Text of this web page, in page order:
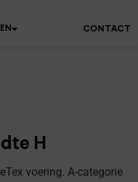
CONTACT
H
voering. A-categorie